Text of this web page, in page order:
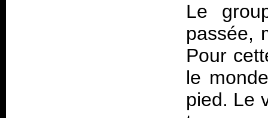
Le
passée,
Pour
le
pied. Le